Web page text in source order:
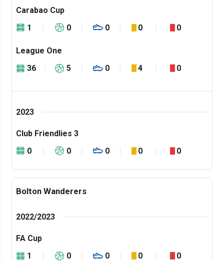
Carabao Cup
1
0 0 0 0
League One
36
5 0 4 0
2023
Club Friendlies 3
0
0 0 0 0
Bolton Wanderers
2022/2023
FA Cup
1
0 0 0 0